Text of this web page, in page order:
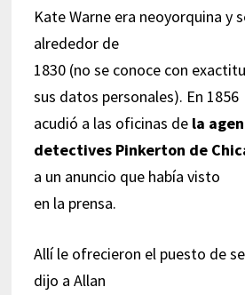
Kate Warne era neoyorquina y
alrededor de
1830 (no se conoce con
sus datos personales). En 1856
acudió a las oficinas de la
detectives Pinkerton de
a un anuncio que había visto
en la prensa.
Allí le ofrecieron el puesto de
dijo a Allan